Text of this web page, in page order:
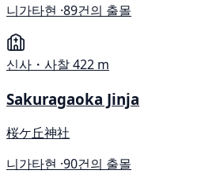
니가타현 ·89건의 출몰
신사・사찰422 m
Sakuragaoka Jinja
桜ケ丘神社
니가타현 ·90건의 출몰